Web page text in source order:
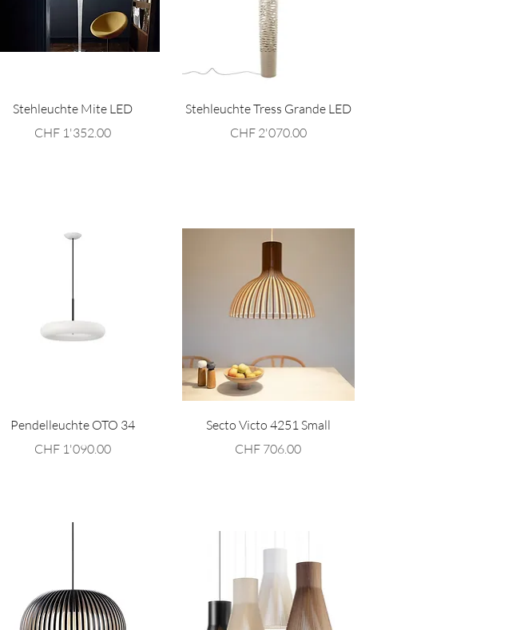
Schnellansicht
Stehleuchte Mite LED
Preis
CHF 1'352.00
Schnellansicht
Stehleuchte Tress Grande LED
Preis
CHF 2'070.00
Schnellansicht
Pendelleuchte OTO 34
Preis
CHF 1'090.00
Schnellansicht
Secto Victo 4251 Small
Preis
CHF 706.00